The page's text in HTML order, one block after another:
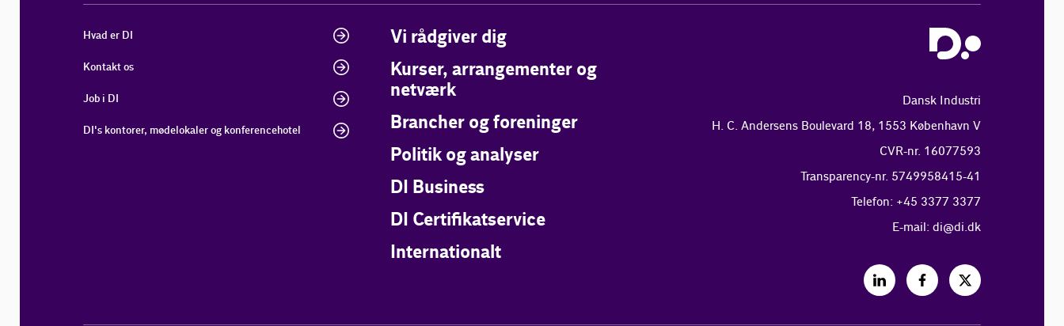
Hvad er DI
Kontakt os
Job i DI
DI's kontorer, mødelokaler og konferencehotel
Vi rådgiver dig
Kurser, arrangementer og
netværk
Brancher og foreninger
Politik og analyser
DI Business
DI Certifikatservice
Internationalt
Dansk Industri
H. C. Andersens Boulevard 18, 1553 København V
CVR-nr. 16077593
Transparency-nr. 5749958415-41
Telefon: +45 3377 3377
E-mail: di@di.dk